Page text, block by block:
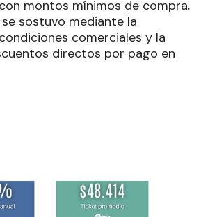
montos mínimos de compra.
sostuvo mediante la
comerciales y la
directos por pago en